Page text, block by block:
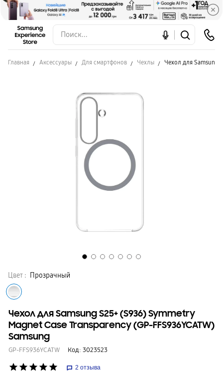
Главная Аксессуары Для смартфонов Чехлы Чехол для Samsung
Цвет : Прозрачный
Чехол для Samsung S25+ (S936) Symmetry
Magnet Case Transparency (GP-FFS936YCATW)
Samsung
GP-FFS936YCATW Код: 3023523
star star star star star 2 отзыва